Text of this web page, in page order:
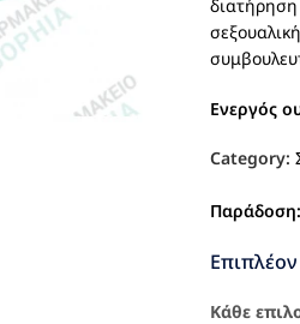
Ενεργός
Category:
Παράδοση:
Κάθε